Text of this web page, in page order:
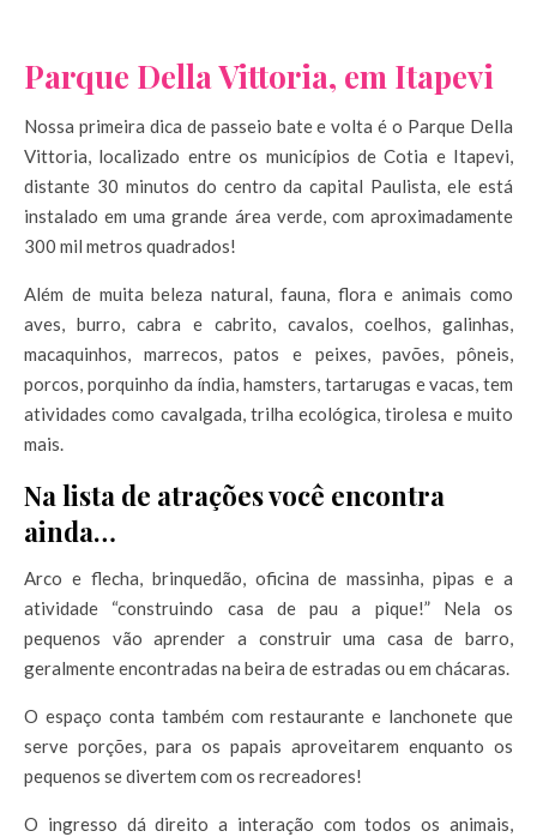
Parque Della Vittoria, em Itapevi
Nossa primeira dica de passeio bate e volta é o Parque Della
Vittoria, localizado entre os municípios de Cotia e Itapevi,
distante 30 minutos do centro da capital Paulista, ele está
instalado em uma grande área verde, com aproximadamente
300 mil metros quadrados!
Além de muita beleza natural, fauna, flora e animais como
aves, burro, cabra e cabrito, cavalos, coelhos, galinhas,
macaquinhos, marrecos, patos e peixes, pavões, pôneis,
porcos, porquinho da índia, hamsters, tartarugas e vacas, tem
atividades como cavalgada, trilha ecológica, tirolesa e muito
mais.
Na lista de atrações você encontra
ainda…
Arco e flecha, brinquedão, oficina de massinha, pipas e a
atividade “construindo casa de pau a pique!” Nela os
pequenos vão aprender a construir uma casa de barro,
geralmente encontradas na beira de estradas ou em chácaras.
O espaço conta também com restaurante e lanchonete que
serve porções, para os papais aproveitarem enquanto os
pequenos se divertem com os recreadores!
O ingresso dá direito a interação com todos os animais,